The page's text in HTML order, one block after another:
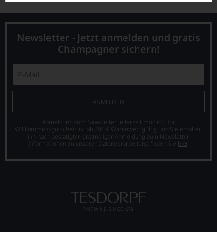
Newsletter - Jetzt anmelden und gratis
Champagner sichern!
ANMELDEN
Abmeldung vom Newsletter jederzeit möglich. Ihr
Willkommensgutschein ist ab 200 € Warenwert gültig und Sie erhalten
ihn nach bestätigter, erstmaliger Anmeldung zum Newsletter.
Informationen zu unserer Datenverarbeitung finden Sie hier.